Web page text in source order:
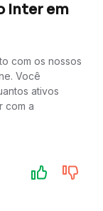
Inter em
com os nossos
Você
ativos
com a